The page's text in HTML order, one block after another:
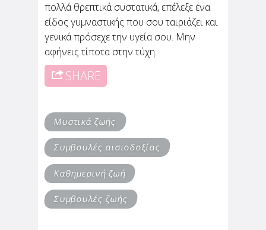
πολλά θρεπτικά συστατικά, επέλεξε ένα
είδος γυμναστικής που σου ταιριάζει και
γενικά πρόσεχε την υγεία σου. Μην
αφήνεις τίποτα στην τύχη.
SHARE
Μυστικά ζωής
Συμβουλές αισιοδοξίας
Καθημερινή ζωή
Συμβουλές ζωής